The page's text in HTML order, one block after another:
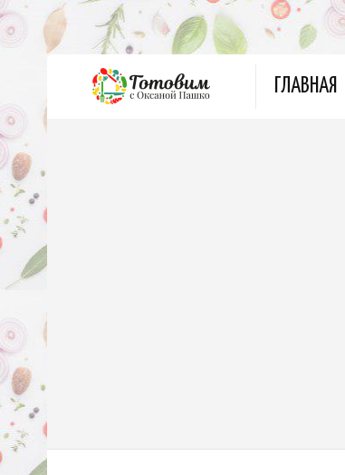
ГЛАВНАЯ